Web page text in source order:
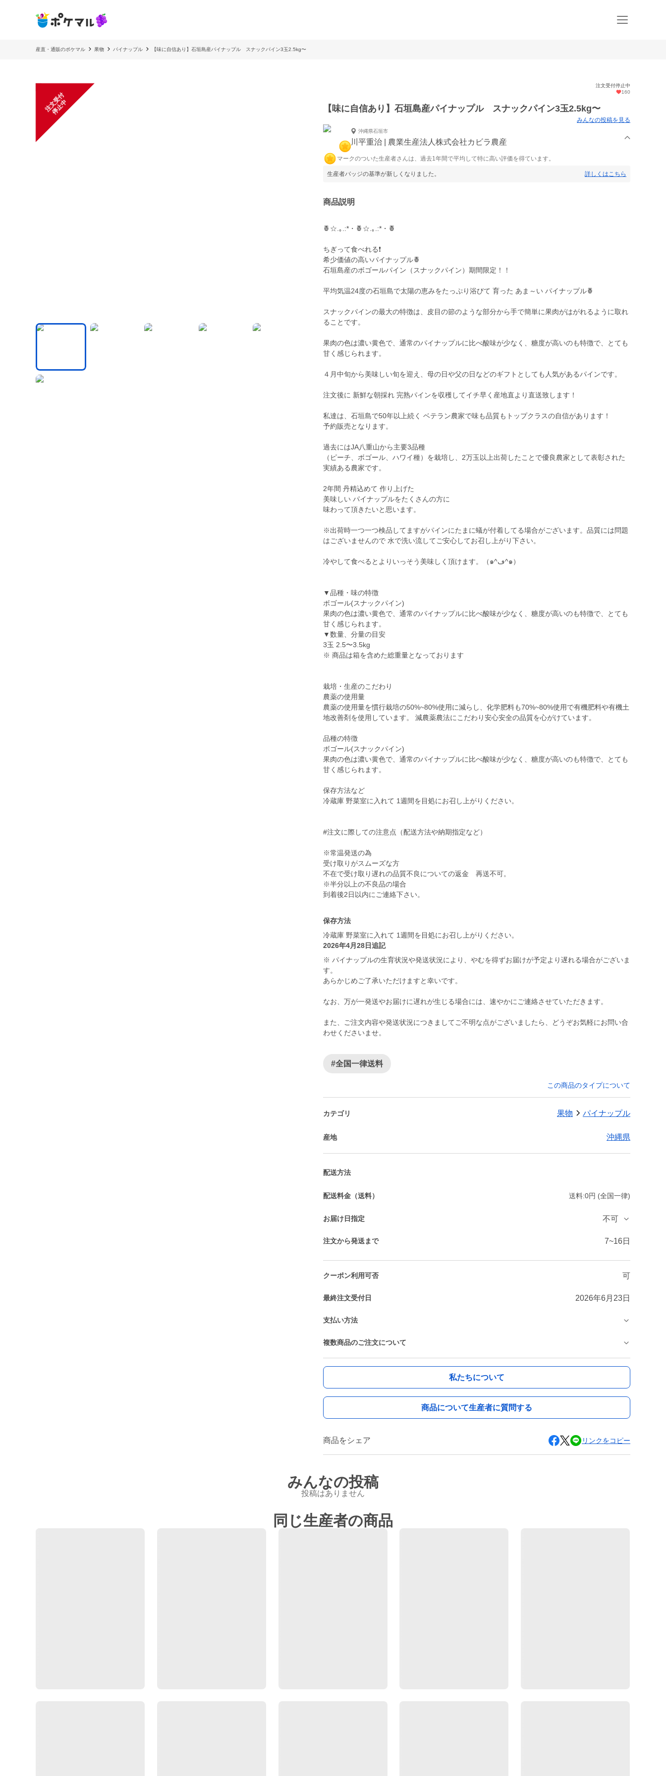
産直・通販のポケマル 果物 パイナップル 【味に自信あり】石垣島産パイナップル スナックパイン3玉2.5kg〜
注
文
受
付
停
止
中
注文受付停止中
160
【味に自信あり】石垣島産パイナップル スナックパイン3玉2.5kg〜
みんなの投稿を見る
沖縄県石垣市
川平重治 | 農業生産法人株式会社カビラ農産
マークのついた生産者さんは、過去1年間で平均して特に高い評価を得ています。
生産者バッジの基準が新しくなりました。 詳しくはこちら
商品説明
🍍☆.｡.:*・🍍☆.｡.:*・🍍
ちぎって食べれる❗️
希少価値の高いパイナップル🍍
石垣島産のボゴールパイン（スナックパイン）期間限定！！
平均気温24度の石垣島で太陽の恵みをたっぷり浴びて 育った あま～い パイナップル🍍
スナックパインの最大の特徴は、皮目の節のような部分から手で簡単に果肉がはがれるように取れ
ることです。
果肉の色は濃い黄色で、通常のパイナップルに比べ酸味が少なく、糖度が高いのも特徴で、とても
甘く感じられます。
４月中旬から美味しい旬を迎え、母の日や父の日などのギフトとしても人気があるパインです。
注文後に 新鮮な朝採れ 完熟パインを収穫してイチ早く産地直より直送致します！
私達は、石垣島で50年以上続く ベテラン農家で味も品質もトップクラスの自信があります！
予約販売となります。
過去にはJA八重山から主要3品種
（ピーチ、ボゴール、ハワイ種）を栽培し、2万玉以上出荷したことで優良農家として表彰された
実績ある農家です。
2年間 丹精込めて 作り上げた
美味しい パイナップルをたくさんの方に
味わって頂きたいと思います。
※出荷時一つ一つ検品してますがパインにたまに蟻が付着してる場合がございます。品質には問題
はございませんので 水で洗い流してご安心してお召し上がり下さい。
冷やして食べるとよりいっそう美味しく頂けます。（๑^ڡ^๑）
▼品種・味の特徴
ボゴール(スナックパイン)
果肉の色は濃い黄色で、通常のパイナップルに比べ酸味が少なく、糖度が高いのも特徴で、とても
甘く感じられます。
▼数量、分量の目安
3玉 2.5〜3.5kg
※ 商品は箱を含めた総重量となっております
栽培・生産のこだわり
農薬の使用量
農薬の使用量を慣行栽培の50%~80%使用に減らし、化学肥料も70%~80%使用で有機肥料や有機土
地改善剤を使用しています。 減農薬農法にこだわり安心安全の品質を心がけています。
品種の特徴
ボゴール(スナックパイン)
果肉の色は濃い黄色で、通常のパイナップルに比べ酸味が少なく、糖度が高いのも特徴で、とても
甘く感じられます。
保存方法など
冷蔵庫 野菜室に入れて 1週間を目処にお召し上がりください。
#注文に際しての注意点（配送方法や納期指定など）
※常温発送の為
受け取りがスムーズな方
不在で受け取り遅れの品質不良についての返金 再送不可。
※半分以上の不良品の場合
保存方法
冷蔵庫 野菜室に入れて 1週間を目処にお召し上がりください。
2026年4月28日追記
※ パイナップルの生育状況や発送状況により、やむを得ずお届けが予定より遅れる場合がございま
す。
あらかじめご了承いただけますと幸いです。
なお、万が一発送やお届けに遅れが生じる場合には、速やかにご連絡させていただきます。
また、ご注文内容や発送状況につきましてご不明な点がございましたら、どうぞお気軽にお問い合
わせくださいませ。
#全国一律送料
この商品のタイプについて
カテゴリ 果物 パイナップル
産地 沖縄県
配送方法
配送料金（送料） 送料:0円 (全国一律)
お届け日指定 不可
注文から発送まで 7~16日
クーポン利用可否 可
最終注文受付日 2026年6月23日
支払い方法
複数商品のご注文について
私たちについて
商品について生産者に質問する
商品をシェア リンクをコピー
みんなの投稿
投稿はありません
同じ生産者の商品